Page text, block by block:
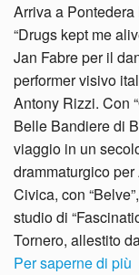
Arriva a
“Drugs kept me
Jan Fabre per il
performer visivo
Antony Rizzi. Con
Belle Bandiere di
viaggio in un
drammaturgico
Civica, con
studio di
Tornero, allestito
Per saperne di più